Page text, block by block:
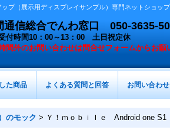
ップ（展示用ディスプレイサンプル）専門ネットシ
通信総合でんわ窓口 050-3635-
付時間10：00～13：00 土日祝定休
間外のお問い合わせは問合せフォームからお願
た商品 よくある質問と回答 お問い合わせ
のモック > Ｙ！ｍｏｂｉｌｅ Android one